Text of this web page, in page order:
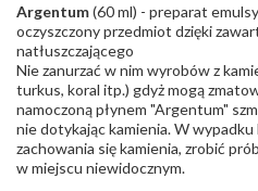
Argentum(60 ml) - preparat
oczyszczony przedmiot dzięki
natłuszczającego
Nie zanurzać w nim wyrobów z
turkus, koral itp.) gdyż mogą
namoczoną płynem "Argentum"
nie dotykając kamienia. W
zachowania się kamienia, zrobić
w miejscu niewidocznym.